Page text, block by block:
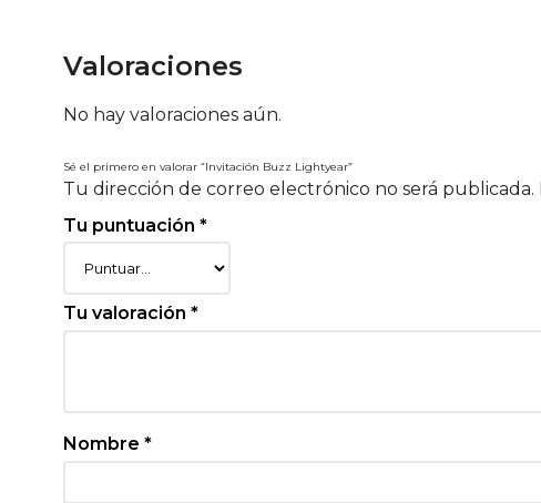
Valoraciones
No hay valoraciones aún.
Sé el primero en valorar “Invitación Buzz Lightyear”
Tu dirección de correo electrónico no será publicada.
Tu puntuación *
Tu valoración *
Nombre *